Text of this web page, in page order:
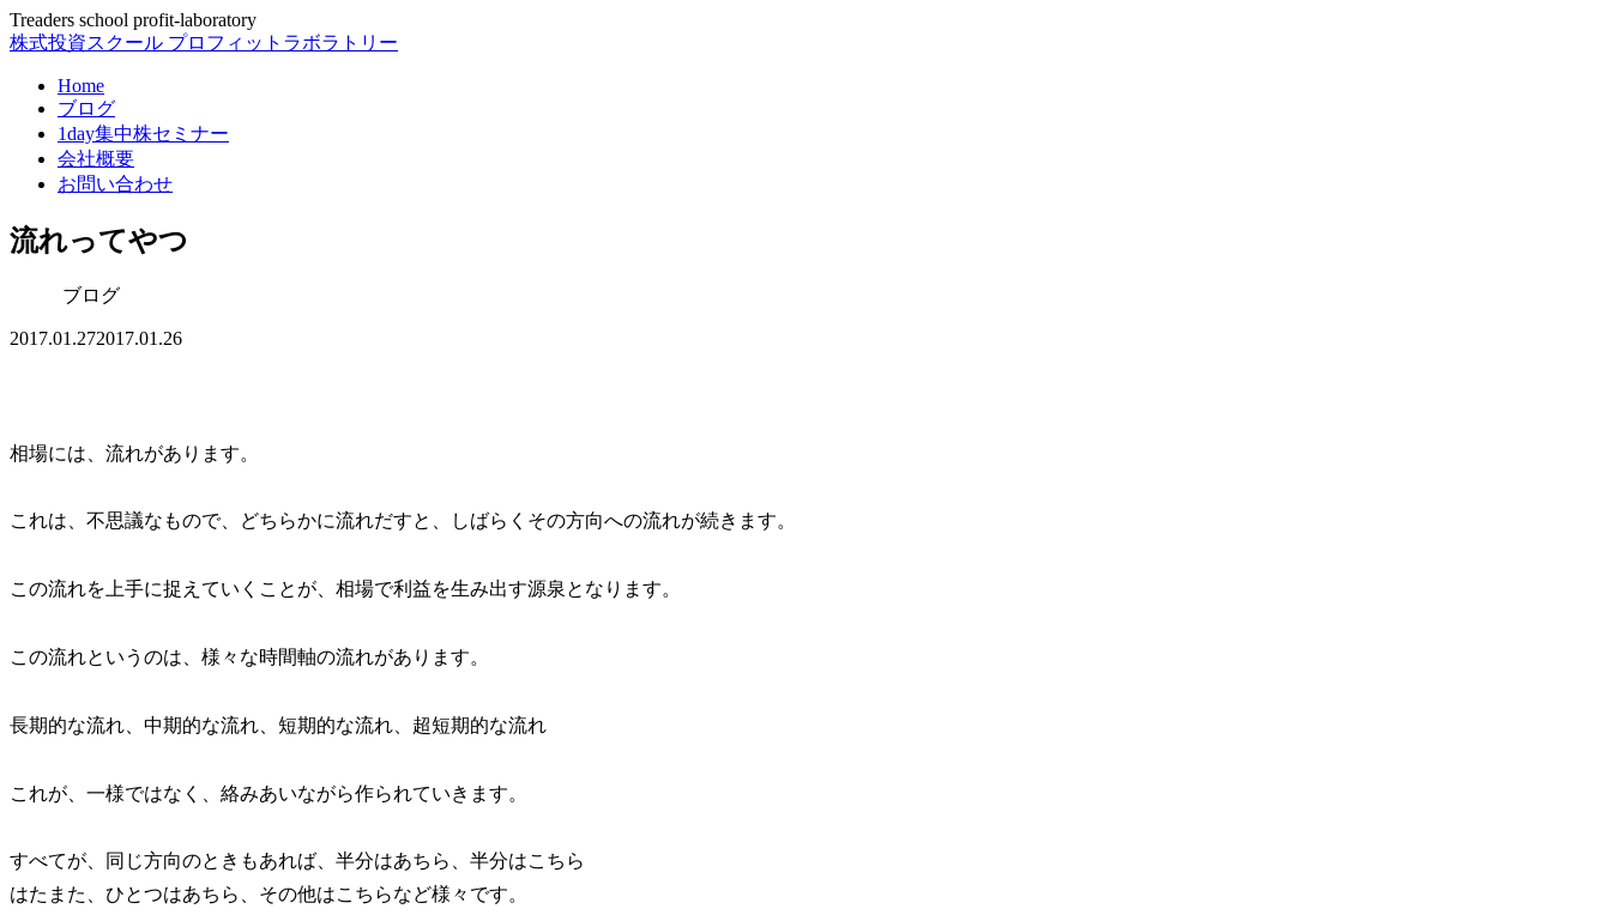
Treaders school profit-laboratory
株式投資スクール プロフィットラボラトリー
Home
ブログ
1day集中株セミナー
会社概要
お問い合わせ
流れってやつ
ブログ
2017.01.272017.01.26
相場には、流れがあります。
これは、不思議なもので、どちらかに流れだすと、しばらくその方向への流れが続きます。
この流れを上手に捉えていくことが、相場で利益を生み出す源泉となります。
この流れというのは、様々な時間軸の流れがあります。
長期的な流れ、中期的な流れ、短期的な流れ、超短期的な流れ
これが、一様ではなく、絡みあいながら作られていきます。
すべてが、同じ方向のときもあれば、半分はあちら、半分はこちら
はたまた、ひとつはあちら、その他はこちらなど様々です。